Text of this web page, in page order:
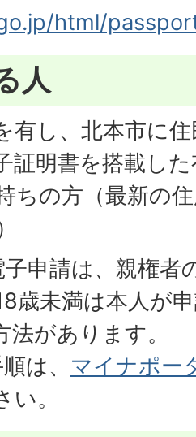
html/
人
有し、北本市に
証明書を搭載し
ちの方（最新の
申請は、親権者
歳未満は本人が
があります。
は、 マイナポー
。